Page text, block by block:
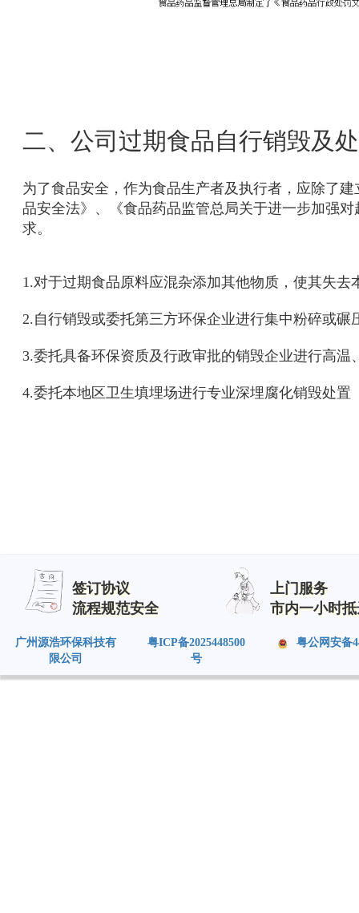
二、公司过期食品自行销毁及
为了食品安全，作为食品生产者及执行者，应除了
品安全法》、《食品药品监管总局关于进一步加强
求。
1.对于过期食品原料应混杂添加其他物质，使其失
2.自行销毁或委托第三方环保企业进行集中粉碎或碾
3.委托具备环保资质及行政审批的销毁企业进行高温
4.委托本地区卫生填埋场进行专业深埋腐化销毁处
签订协议
流程规范安全
上门服务
市内一小时
广州源浩环保科技有
限公司
粤ICP备2025448500
号
粤公网安备